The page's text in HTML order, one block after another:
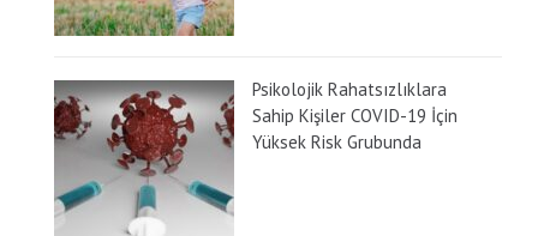
Psikolojik Rahatsızlıklara
Sahip Kişiler COVID-19 İçin
Yüksek Risk Grubunda